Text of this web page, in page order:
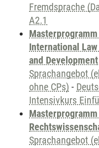
Fremdsprache
A2.1
International
and Development
Sprachangebot
ohne CPs) -
Intensivkurs
Sprachangebot